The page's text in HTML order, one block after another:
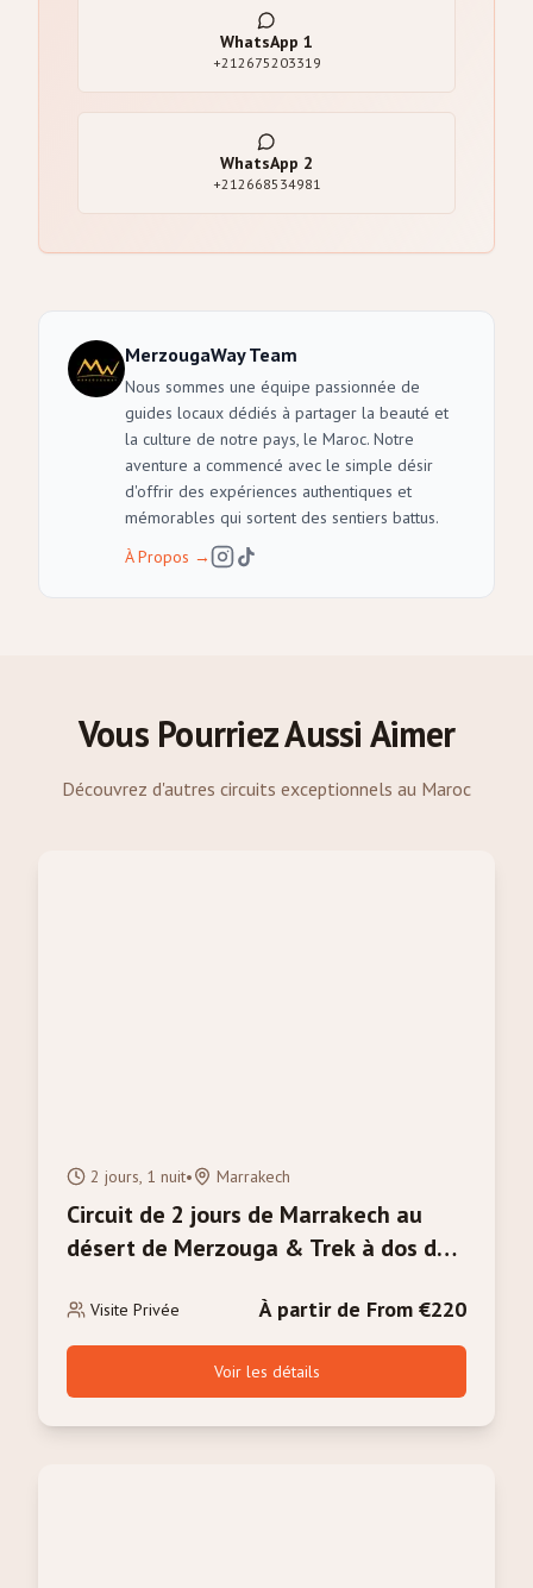
WhatsApp 1
+212675203319
WhatsApp 2
+212668534981
MerzougaWay Team
Nous sommes une équipe passionnée de
guides locaux dédiés à partager la beauté et
la culture de notre pays, le Maroc. Notre
aventure a commencé avec le simple désir
d'offrir des expériences authentiques et
mémorables qui sortent des sentiers battus.
À Propos →
Vous Pourriez Aussi Aimer
Découvrez d'autres circuits exceptionnels au Maroc
2 jours, 1 nuit• Marrakech
Circuit de 2 jours de Marrakech au
désert de Merzouga & Trek à dos de
Visite Privée À partir de From €220
Voir les détails